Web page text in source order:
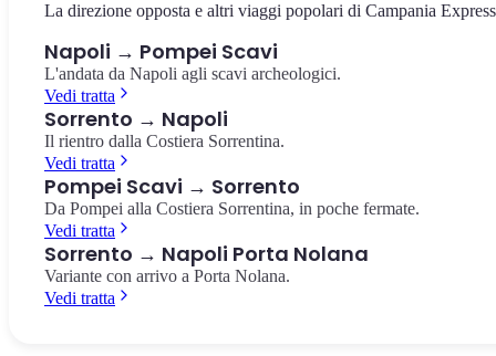
La direzione opposta e altri viaggi popolari di Campania
Napoli → Pompei Scavi
L'andata da Napoli agli scavi archeologici.
Vedi tratta
Sorrento → Napoli
Il rientro dalla Costiera Sorrentina.
Vedi tratta
Pompei Scavi → Sorrento
Da Pompei alla Costiera Sorrentina, in poche fermate.
Vedi tratta
Sorrento → Napoli Porta Nolana
Variante con arrivo a Porta Nolana.
Vedi tratta